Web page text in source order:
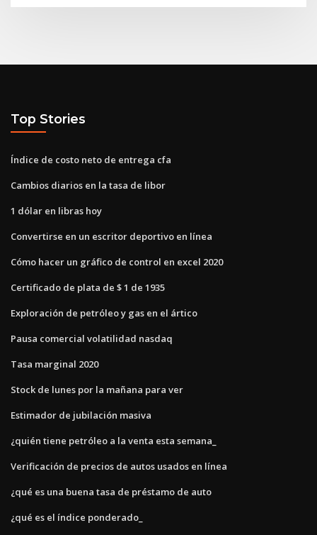
Top Stories
Índice de costo neto de entrega cfa
Cambios diarios en la tasa de libor
1 dólar en libras hoy
Convertirse en un escritor deportivo en línea
Cómo hacer un gráfico de control en excel 2020
Certificado de plata de $ 1 de 1935
Exploración de petróleo y gas en el ártico
Pausa comercial volatilidad nasdaq
Tasa marginal 2020
Stock de lunes por la mañana para ver
Estimador de jubilación masiva
¿quién tiene petróleo a la venta esta semana_
Verificación de precios de autos usados ​​en línea
¿qué es una buena tasa de préstamo de auto
¿qué es el índice ponderado_